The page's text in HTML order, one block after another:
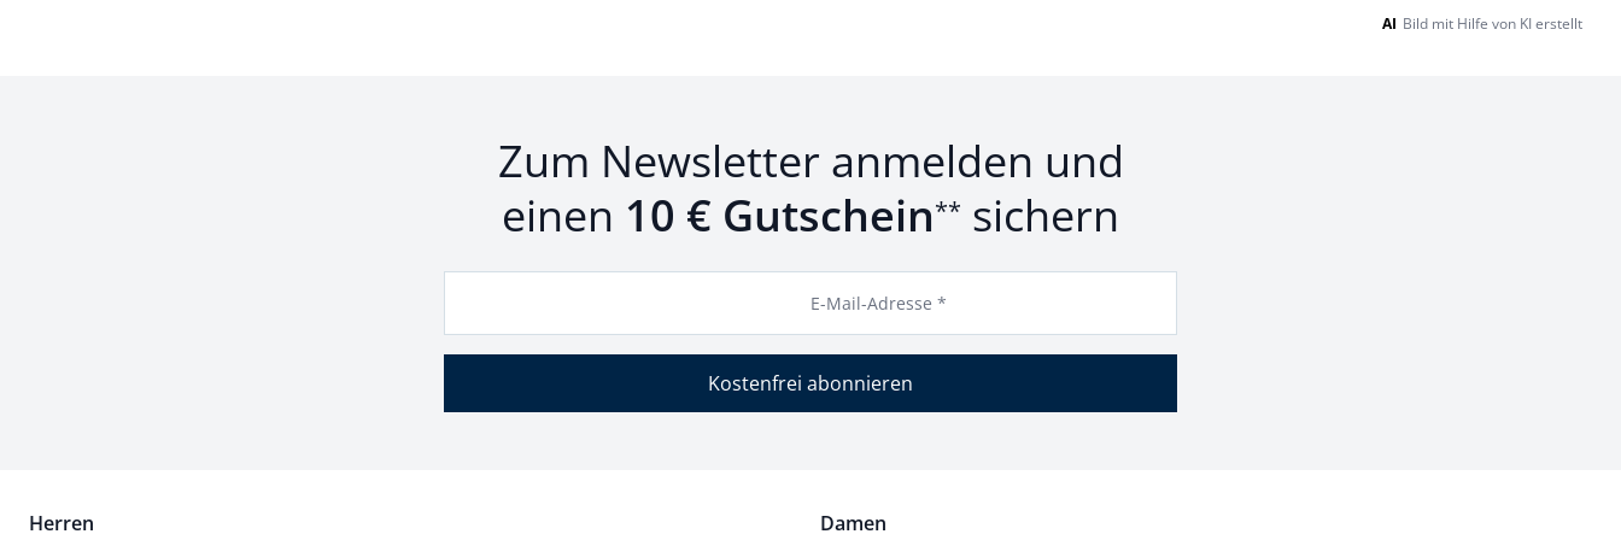
AI Bild mit Hilfe von KI erstellt
Zum Newsletter anmelden und
einen 10 € Gutschein** sichern
E-Mail-Adresse *
Kostenfrei abonnieren
Herren Damen